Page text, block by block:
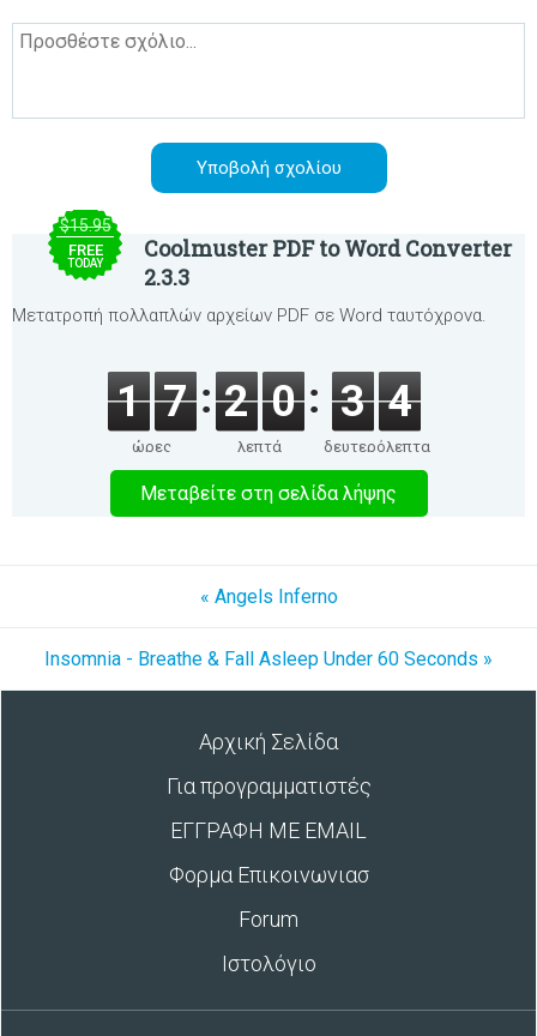
$15.95
FREE
TODAY
Coolmuster PDF to Word Converter
2.3.3
Μετατροπή πολλαπλών αρχείων PDF σε Word ταυτόχρονα.
1 7
ώρες
2 0
λεπτά
3 4
δευτερόλεπτα
Μεταβείτε στη σελίδα λήψης
« Angels Inferno
Insomnia - Breathe & Fall Asleep Under 60 Seconds »
Αρχική Σελίδα
Για προγραμματιστές
ΕΓΓΡΑΦΗ ΜΕ EMAIL
Φορμα Επικοινωνιασ
Forum
Ιστολόγιο